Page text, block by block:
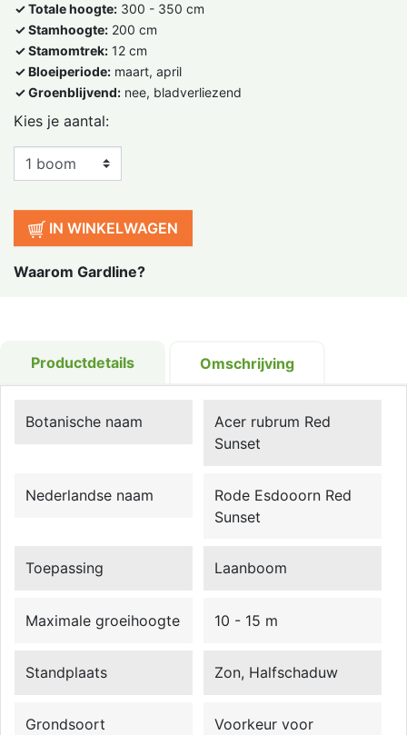
✓ Totale hoogte: 300 - 350 cm
✓ Stamhoogte: 200 cm
✓ Stamomtrek: 12 cm
✓ Bloeiperiode: maart, april
✓ Groenblijvend: nee, bladverliezend
Kies je aantal:
IN WINKELWAGEN
Waarom Gardline?
Productdetails Omschrijving
Botanische naam
Acer rubrum Red
Sunset
Nederlandse naam
Rode Esdooorn Red
Sunset
Toepassing Laanboom
Maximale groeihoogte 10 - 15 m
Standplaats Zon, Halfschaduw
Grondsoort
Voorkeur voor